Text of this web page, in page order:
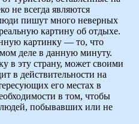
не всегда являются
пишут много неверных
картину об отдыхе.
картинку — то, что
деле в данную минуту.
в эту страну, может своими
в действительности на
его местах в
в том, чтобы
побывавших или не